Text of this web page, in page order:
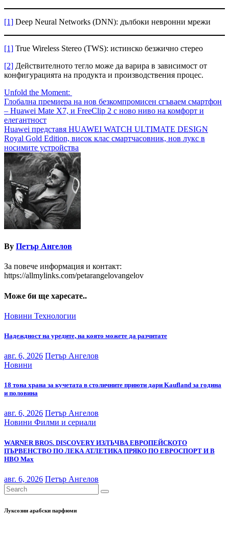
[1] Deep Neural Networks (DNN): дълбоки невронни мрежи
[1] True Wireless Stereo (TWS): истинско безжично стерео
[2] Действителното тегло може да варира в зависимост от
конфигурацията на продукта и производствения процес.
Навигация
Unfold the Moment:
Глобална премиера на нов безкомпромисен сгъваем смартфон
– Huawei Mate X7, и FreeClip 2 с ново ниво на комфорт и
елегантност
Huawei представя HUAWEI WATCH ULTIMATE DESIGN
Royal Gold Edition, висок клас смартчасовник, нов лукс в
носимите устройства
By Петър Ангелов
За повече информация и контакт:
https://allmylinks.com/petarangelovangelov
Може би ще харесате..
Новини Технологии
Надеждност на уредите, на която можете да разчитате
авг. 6, 2026 Петър Ангелов
Новини
18 тона храна за кучетата в столичните приюти дари Kaufland за година
и половина
авг. 6, 2026 Петър Ангелов
Новини Филми и сериали
WARNER BROS. DISCOVERY ИЗЛЪЧВА ЕВРОПЕЙСКОТО
ПЪРВЕНСТВО ПО ЛЕКА АТЛЕТИКА ПРЯКО ПО ЕВРОСПОРТ И В
НВО Мах
авг. 6, 2026 Петър Ангелов
Луксозни арабски парфюми